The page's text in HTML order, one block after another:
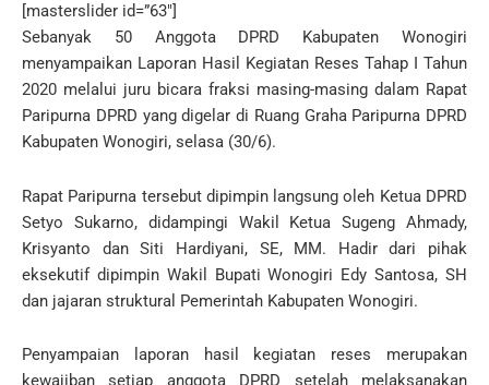
[masterslider id=”63″]
Sebanyak 50 Anggota DPRD Kabupaten Wonogiri
menyampaikan Laporan Hasil Kegiatan Reses Tahap I Tahun
2020 melalui juru bicara fraksi masing-masing dalam Rapat
Paripurna DPRD yang digelar di Ruang Graha Paripurna DPRD
Kabupaten Wonogiri, selasa (30/6).
Rapat Paripurna tersebut dipimpin langsung oleh Ketua DPRD
Setyo Sukarno, didampingi Wakil Ketua Sugeng Ahmady,
Krisyanto dan Siti Hardiyani, SE, MM. Hadir dari pihak
eksekutif dipimpin Wakil Bupati Wonogiri Edy Santosa, SH
dan jajaran struktural Pemerintah Kabupaten Wonogiri.
Penyampaian laporan hasil kegiatan reses merupakan
kewajiban setiap anggota DPRD setelah melaksanakan